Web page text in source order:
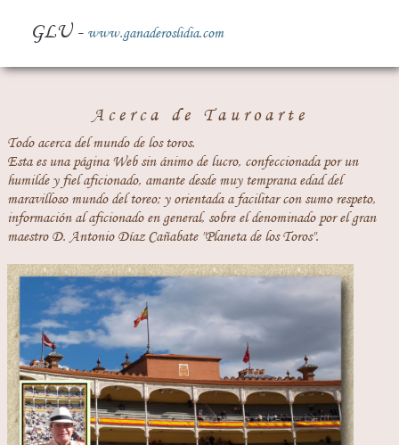
GLU - www.ganaderoslidia.com
Acerca de Tauroarte
Todo acerca del mundo de los toros.
Esta es una página Web sin ánimo de lucro, confeccionada por un
humilde y fiel aficionado, amante desde muy temprana edad del
maravilloso mundo del toreo; y orientada a facilitar con sumo respeto,
información al aficionado en general, sobre el denominado por el gran
maestro D. Antonio Díaz Cañabate "Planeta de los Toros".